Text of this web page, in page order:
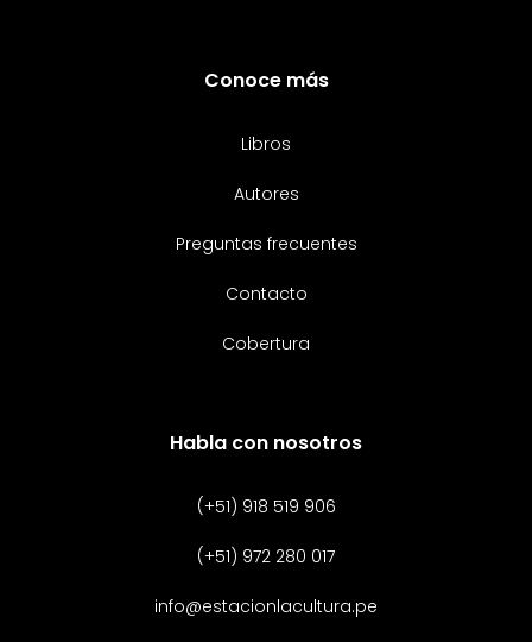
Conoce más
Libros
Autores
Preguntas frecuentes
Contacto
Cobertura
Habla con nosotros
(+51) 918 519 906
(+51) 972 280 017
info@estacionlacultura.pe